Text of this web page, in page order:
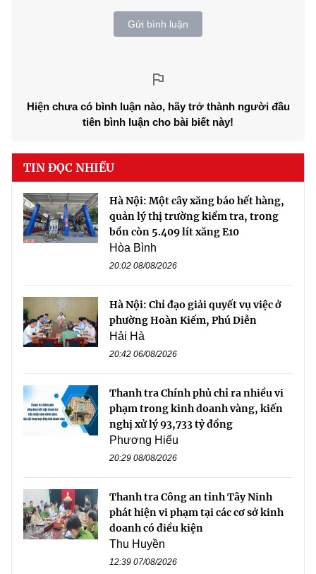
Gửi bình luận
Hiện chưa có bình luận nào, hãy trở thành người đầu
tiên bình luận cho bài biết này!
TIN ĐỌC NHIỀU
Hà Nội: Một cây xăng báo hết hàng,
quản lý thị trường kiểm tra, trong
bồn còn 5.409 lít xăng E10
Hòa Bình
20:02 08/08/2026
Hà Nội: Chỉ đạo giải quyết vụ việc ở
phường Hoàn Kiếm, Phú Diễn
Hải Hà
20:42 06/08/2026
Thanh tra Chính phủ chỉ ra nhiều vi
phạm trong kinh doanh vàng, kiến
nghị xử lý 93,733 tỷ đồng
Phương Hiếu
20:29 08/08/2026
Thanh tra Công an tỉnh Tây Ninh
phát hiện vi phạm tại các cơ sở kinh
doanh có điều kiện
Thu Huyền
12:39 07/08/2026